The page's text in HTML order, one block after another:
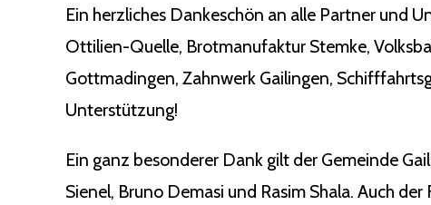
Ein herzliches Dankeschön an alle Partner und
Ottilien-Quelle, Brotmanufaktur Stemke,
Gottmadingen, Zahnwerk Gailingen,
Unterstützung!
Ein ganz besonderer Dank gilt der Gemeinde
Sienel, Bruno Demasi und Rasim Shala. Auch